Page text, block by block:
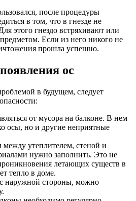
после процедуры
в том, что в гнезде не
этого гнездо встряхивают или
Если из него никого не
прошла успешно.
ос
в будущем, следует
от мусора на балконе. В нем
осы, но и другие неприятные
утеплителем, стеной и
нужно заполнить. Это не
летающих существ в
тепло в доме.
наружной стороны, можно